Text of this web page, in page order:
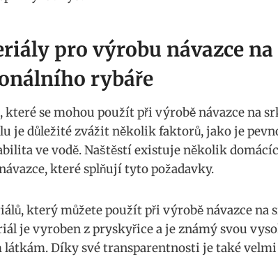
pro výrobu návazce
rybáře
se mohou použít při⁤ výrobě návazce na
je důležité zvážit několik faktorů, jako je
ve vodě. Naštěstí existuje několik
které splňují tyto požadavky.
který můžete použít při výrobě návazce na
je vyroben⁣ z pryskyřice a je známý svou
Díky své‌ transparentnosti je také velmi